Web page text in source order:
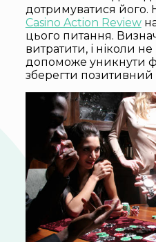
дотримуватися його.
Casino Action Review
цього питання.
витратити, і ніколи
допоможе уникнути
зберегти позитивний